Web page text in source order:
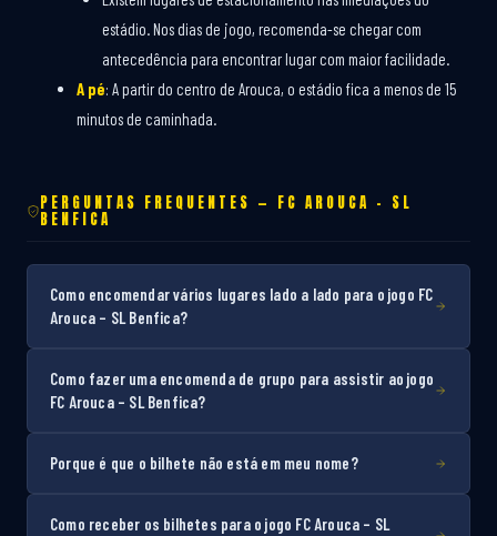
estádio. Nos dias de jogo, recomenda-se chegar com
antecedência para encontrar lugar com maior facilidade.
A pé: A partir do centro de Arouca, o estádio fica a menos de 15
minutos de caminhada.
PERGUNTAS FREQUENTES — FC AROUCA – SL
BENFICA
Como encomendar vários lugares lado a lado para o jogo FC
Arouca – SL Benfica?
Como fazer uma encomenda de grupo para assistir ao jogo
FC Arouca – SL Benfica?
Porque é que o bilhete não está em meu nome?
Como receber os bilhetes para o jogo FC Arouca – SL